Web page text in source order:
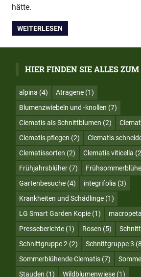
hätte.
WEITERLESEN
HIER FINDEN SIE ALLES
alpina (4) Atragene (1)
Blumenzwiebeln und -knollen (7)
Clematis als Schnittblumen (2)
Clematis pflegen (2) Clematis
Clematissorten (2) Clematis viticella
Frühjahrsblüher (7)
Gartenbesuche (4) integrifolia (3)
Krankheiten und Schädlinge (1)
LG Smart Garden Kopie (1)
Presseberichte (1) Rosen (5)
Schnittgruppe 2 (2) Schnittgruppe 3
Sommerblühende Clematis (7)
Stauden (1) Wildblumenwiese (1)